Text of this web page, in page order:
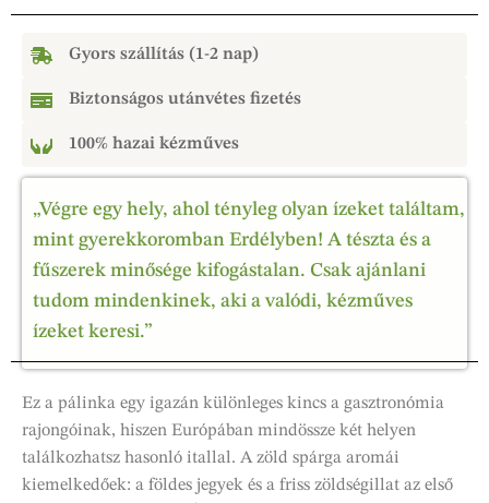
Gyors szállítás (1-2 nap)
Biztonságos utánvétes fizetés
100% hazai kézműves
„Végre egy hely, ahol tényleg olyan ízeket találtam,
mint gyerekkoromban Erdélyben! A tészta és a
fűszerek minősége kifogástalan. Csak ajánlani
tudom mindenkinek, aki a valódi, kézműves
ízeket keresi.”
Ez a pálinka egy igazán különleges kincs a gasztronómia
rajongóinak, hiszen Európában mindössze két helyen
találkozhatsz hasonló itallal. A zöld spárga aromái
kiemelkedőek: a földes jegyek és a friss zöldségillat az első